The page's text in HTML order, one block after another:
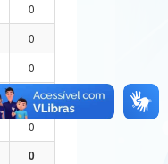
0
0
0
0
0
0